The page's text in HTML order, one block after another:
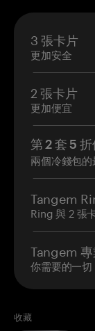
3 張卡片
更加安全
2 張卡片
更加便宜
第 2 套 5
兩個冷錢包
Tangem
Ring 與 2 張
Tangem
你需要的一切
收藏